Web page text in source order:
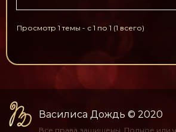
Просмотр 1 темы - с 1 по 1 (1 всего)
Василиса Дождь © 2020
Все права защищены. Полное или